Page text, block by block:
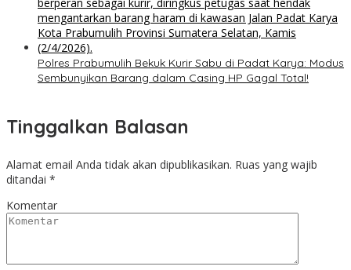
Polres Prabumulih Bekuk Kurir Sabu di Padat Karya: Modus
Sembunyikan Barang dalam Casing HP Gagal Total!
Tinggalkan Balasan
Alamat email Anda tidak akan dipublikasikan. Ruas yang wajib
ditandai *
Komentar